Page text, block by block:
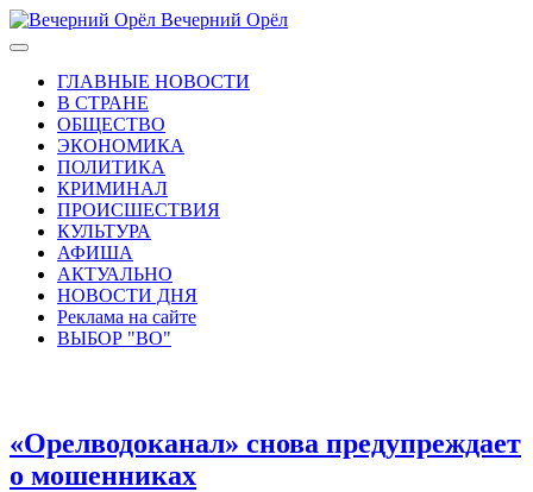
Вечерний Орёл
ГЛАВНЫЕ НОВОСТИ
В СТРАНЕ
ОБЩЕСТВО
ЭКОНОМИКА
ПОЛИТИКА
КРИМИНАЛ
ПРОИСШЕСТВИЯ
КУЛЬТУРА
АФИША
АКТУАЛЬНО
НОВОСТИ ДНЯ
Реклама на сайте
ВЫБОР "ВО"
«Орелводоканал» снова предупреждает
о мошенниках